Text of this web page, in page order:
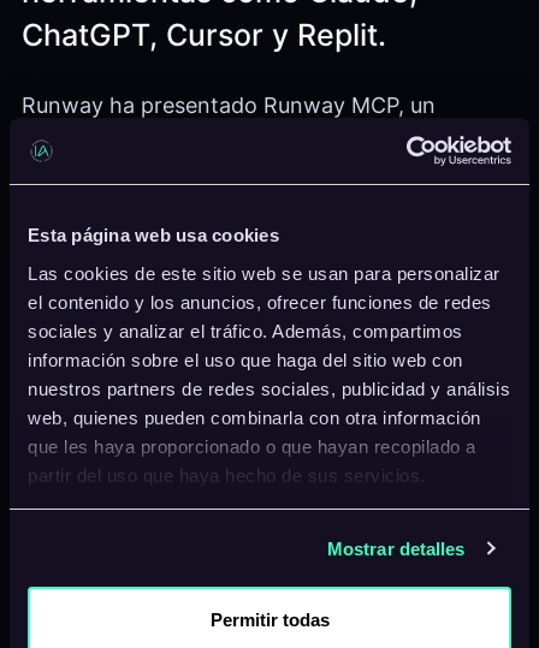
Esta página web usa cookies
Las cookies de este sitio web se usan para personalizar
el contenido y los anuncios, ofrecer funciones de redes
sociales y analizar el tráfico. Además, compartimos
información sobre el uso que haga del sitio web con
nuestros partners de redes sociales, publicidad y análisis
web, quienes pueden combinarla con otra información
que les haya proporcionado o que hayan recopilado a
partir del uso que haya hecho de sus servicios.
Mostrar detalles
Permitir todas
ChatGPT, Cursor y Replit.
Runway ha presentado Runway MCP, un
servidor basado en Model Context Protocol que
conecta sus herramientas de generación de
compatibles.
Una vez configurado, el usuario puede pedir una
pieza visual desde la conversación que ya
mantiene con su agente. La solicitud puede
partir de una instrucción escrita, una imagen de
referencia o la URL de un producto, y el
resultado vuelve a la misma ventana de trabajo.
La conexión permite acceder a modelos
disponibles dentro de Runway, entre ellos
opciones para imagen y vídeo como Gen-4.5,